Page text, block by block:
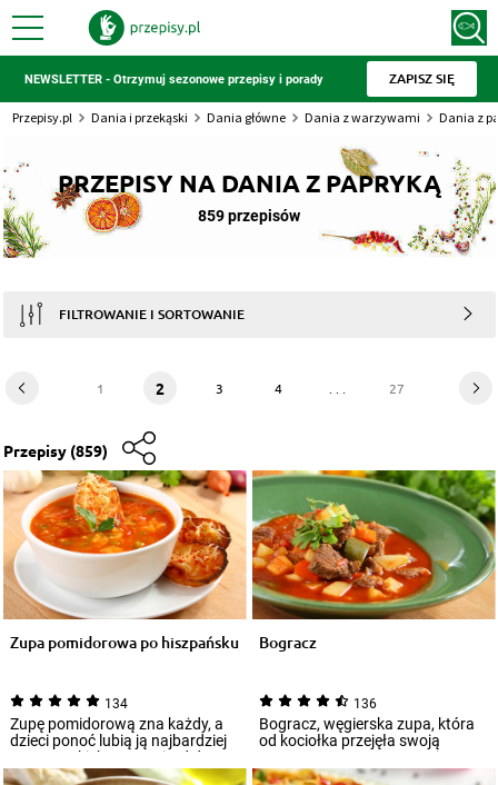
NEWSLETTER - Otrzymuj sezonowe przepisy i porady ZAPISZ SIĘ
Przepisy.pl Dania i przekąski Dania główne Dania z warzywami Dania z
PRZEPISY NA DANIA Z PAPRYKĄ
859 przepisów
FILTROWANIE I SORTOWANIE
1 2 3 4 27
Przepisy (859)
Zupa pomidorowa po hiszpańsku
134
Zupę pomidorową zna każdy, a
dzieci ponoć lubią ją najbardziej
ze wszystkich zup. Już od dawna
wi...
Bogracz
136
Bogracz, węgierska zupa, która
od kociołka przejęła swoją
nazwę, przygotowywana jest na
bazie woł...